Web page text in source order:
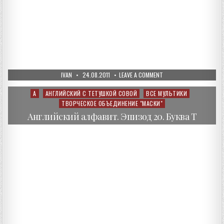
AUTHOR:
IVAN PUBLISHED
DATE:
24.08.2011 LEAVE A COMMENT
АНГЛИЙСКИЙ
АЛФАВИТ.
ЭПИЗОД
21.
U
Posted
А АНГЛИЙСКИЙ С ТЕТУШКОЙ СОВОЙ
ВСЕ МУЛЬТИКИ
ТВОРЧЕСКОЕ ОБЪЕДИНЕНИЕ "МАСКИ"
Английский алфавит. Эпизод 20. Буква T